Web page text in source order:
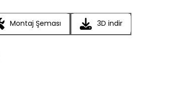
Montaj Şeması 3D indir